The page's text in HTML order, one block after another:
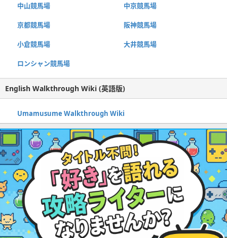
中山競馬場 中京競馬場
京都競馬場 阪神競馬場
小倉競馬場 大井競馬場
ロンシャン競馬場
English Walkthrough Wiki (英語版)
Umamusume Walkthrough Wiki